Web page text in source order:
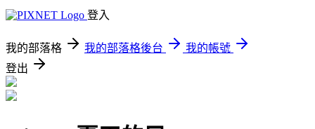
登入
我的部落格 我的部落格後台
我的帳號
登出